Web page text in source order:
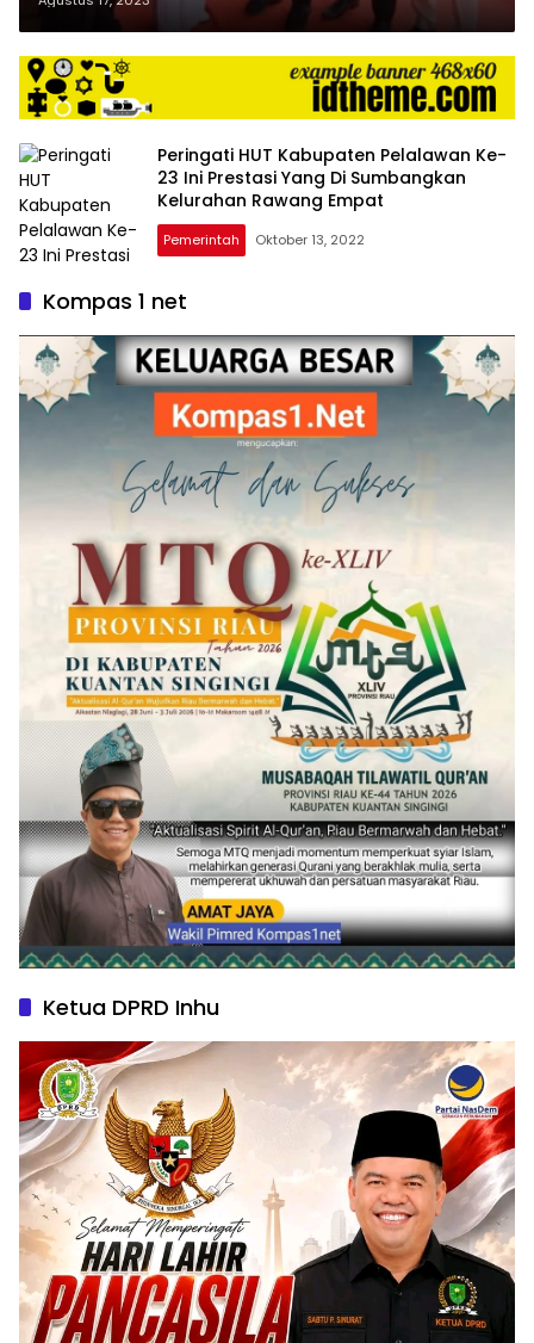
POLRI
Peringati HUT Kabupaten Pelalawan Ke-
23 Ini Prestasi Yang Di Sumbangkan
Kelurahan Rawang Empat
Pemerintah Oktober 13, 2022
Kompas 1 net
Ketua DPRD Inhu